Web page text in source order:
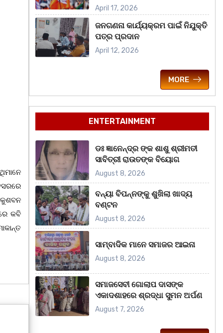
କବି
April 17, 2026
ଜନଗଣନା କାର୍ଯ୍ୟକ୍ରମ ପାଇଁ ନିଯୁକ୍ତି
ପତ୍ର ପ୍ରଦାନ
April 12, 2026
MORE
ENTERTAINMENT
ଡଃ ଜ୍ଞାନେନ୍ଦ୍ର ଙ୍କ ଶାଶୁ ଶ୍ରୀମତୀ
ସାବିତ୍ରୀ ରାଉତଙ୍କ ବିୟୋଗ
August 8, 2026
ବନ୍ୟା ବିପନ୍ନଙ୍କୁ ଶୁଖିଲା ଖାଦ୍ୟ
ବଣ୍ଟନ
August 8, 2026
ସାମ୍ବାଦିକ ମାନେ ସମାଜର ଆଇନା
August 8, 2026
ସମାଜସେବୀ ଗୋଲାପ ଦାସଙ୍କ
ଏକାଦଶାହରେ ଶ୍ରଦ୍ଧା ସୁମନ ଅର୍ପଣ
August 7, 2026